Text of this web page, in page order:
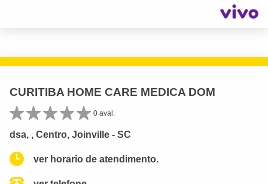
CURITIBA HOME CARE MEDICA DOM
0 aval.
dsa, , Centro, Joinville - SC
ver horario de atendimento.